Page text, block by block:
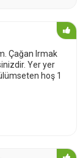
Çağan Irmak
Yer yer
hoş 1